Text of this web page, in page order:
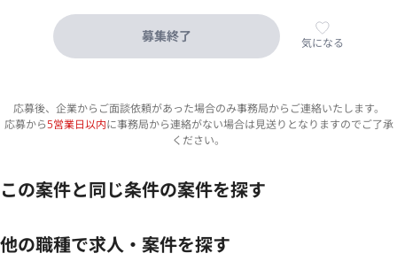
募集終了 気になる
応募後、企業からご面談依頼があった場合のみ事務局からご連絡いたします。
応募から5営業日以内に事務局から連絡がない場合は見送りとなりますのでご了承
ください。
この案件と同じ条件の案件を探す
他の職種で求人・案件を探す